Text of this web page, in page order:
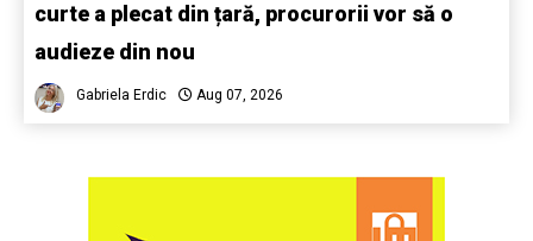
curte a plecat din țară, procurorii vor să o
audieze din nou
Gabriela Erdic Aug 07, 2026